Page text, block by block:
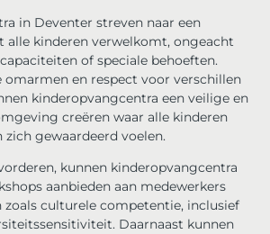
in Deventer streven naar een
alle kinderen verwelkomt, ongeacht
of speciale behoeften.
en respect voor verschillen
kinderopvangcentra een veilige en
creëren waar alle kinderen
zich gewaardeerd voelen.
kunnen kinderopvangcentra
aanbieden aan medewerkers
zoals culturele competentie, inclusief
Daarnaast kunnen